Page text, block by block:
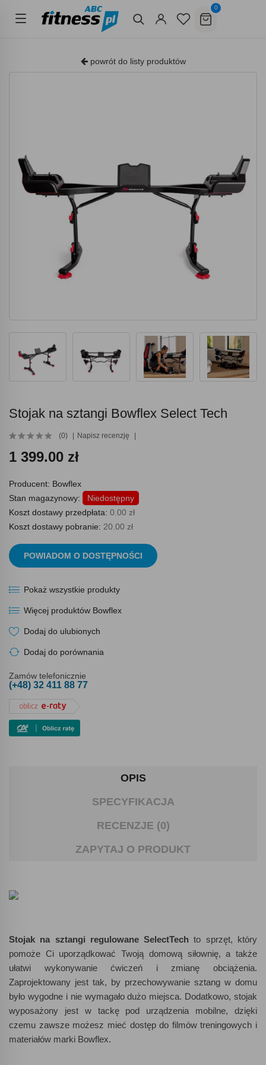
0
powrót do listy produktów
Stojak na sztangi Bowflex Select Tech
(0) Napisz recenzję
1 399.00 zł
Producent: Bowflex
Stan magazynowy:
Niedostępny
Koszt dostawy przedpłata: 0.00 zł
Koszt dostawy pobranie: 20.00 zł
POWIADOM O DOSTĘPNOŚCI
Pokaż wszystkie produkty
Więcej produktów Bowflex
Dodaj do ulubionych
Dodaj do porównania
Zamów telefonicznie
(+48) 32 411 88 77
OPIS
SPECYFIKACJA
RECENZJE (0)
ZAPYTAJ O PRODUKT
Stojak na sztangi regulowane SelectTechto sprzęt, który
pomoże Ci uporządkować Twoją domową siłownię, a także
ułatwi wykonywanie ćwiczeń i zmianę obciążenia.
Zaprojektowany jest tak, by przechowywanie sztang w domu
było wygodne i nie wymagało dużo miejsca. Dodatkowo, stojak
wyposażony jest w tackę pod urządzenia mobilne, dzięki
czemu zawsze możesz mieć dostęp do filmów treningowych i
materiałów marki Bowflex.